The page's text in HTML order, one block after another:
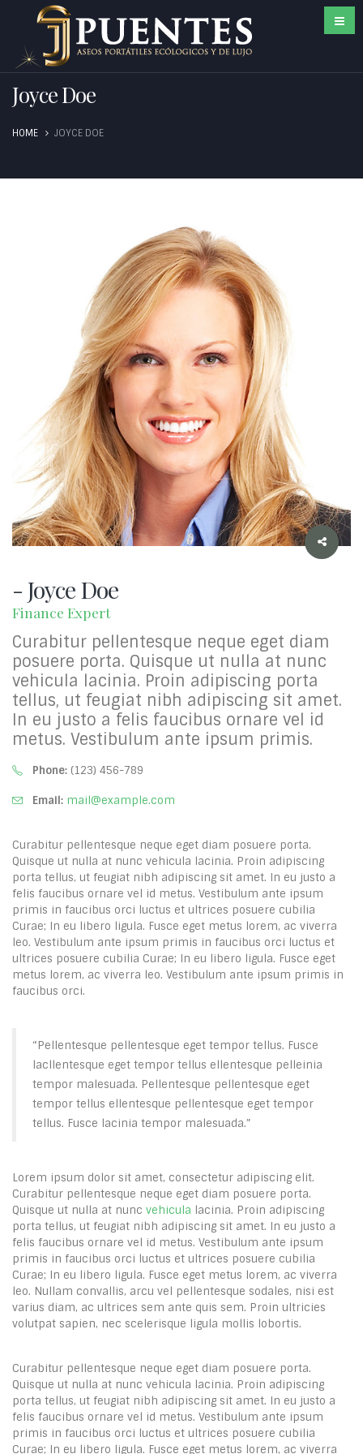
Joyce Doe
HOME JOYCE DOE
- Joyce Doe
Finance Expert
Curabitur pellentesque neque eget diam
posuere porta. Quisque ut nulla at nunc
vehicula lacinia. Proin adipiscing porta
tellus, ut feugiat nibh adipiscing sit amet.
In eu justo a felis faucibus ornare vel id
metus. Vestibulum ante ipsum primis.
Phone: (123) 456-789
Email: mail@example.com
Curabitur pellentesque neque eget diam posuere porta.
Quisque ut nulla at nunc vehicula lacinia. Proin adipiscing
porta tellus, ut feugiat nibh adipiscing sit amet. In eu justo a
felis faucibus ornare vel id metus. Vestibulum ante ipsum
primis in faucibus orci luctus et ultrices posuere cubilia
Curae; In eu libero ligula. Fusce eget metus lorem, ac viverra
leo. Vestibulum ante ipsum primis in faucibus orci luctus et
ultrices posuere cubilia Curae; In eu libero ligula. Fusce eget
metus lorem, ac viverra leo. Vestibulum ante ipsum primis in
faucibus orci.
“Pellentesque pellentesque eget tempor tellus. Fusce
lacllentesque eget tempor tellus ellentesque pelleinia
tempor malesuada. Pellentesque pellentesque eget
tempor tellus ellentesque pellentesque eget tempor
tellus. Fusce lacinia tempor malesuada.”
Lorem ipsum dolor sit amet, consectetur adipiscing elit.
Curabitur pellentesque neque eget diam posuere porta.
Quisque ut nulla at nunc vehicula lacinia. Proin adipiscing
porta tellus, ut feugiat nibh adipiscing sit amet. In eu justo a
felis faucibus ornare vel id metus. Vestibulum ante ipsum
primis in faucibus orci luctus et ultrices posuere cubilia
Curae; In eu libero ligula. Fusce eget metus lorem, ac viverra
leo. Nullam convallis, arcu vel pellentesque sodales, nisi est
varius diam, ac ultrices sem ante quis sem. Proin ultricies
volutpat sapien, nec scelerisque ligula mollis lobortis.
Curabitur pellentesque neque eget diam posuere porta.
Quisque ut nulla at nunc vehicula lacinia. Proin adipiscing
porta tellus, ut feugiat nibh adipiscing sit amet. In eu justo a
felis faucibus ornare vel id metus. Vestibulum ante ipsum
primis in faucibus orci luctus et ultrices posuere cubilia
Curae; In eu libero ligula. Fusce eget metus lorem, ac viverra